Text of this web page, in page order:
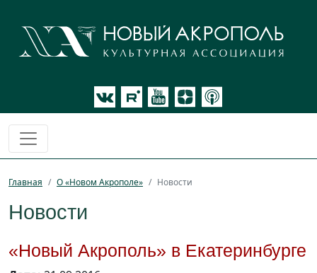
Главная О «Новом Акрополе» Новости
Новости
«Новый Акрополь» в Екатеринбурге